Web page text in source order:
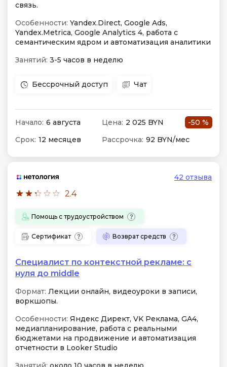
связь.
Особенности: Yandex.Direct, Google Ads,
Yandex.Metrica, Google Analytics 4, работа с
семантическим ядром и автоматизация аналитики
Занятий: 3-5 часов в неделю
Бессрочный доступ Чат
Начало: 6 августа Цена: 2 025 BYN
-50 %
Срок: 12 месяцев Рассрочка: 92 BYN/мес
2.4
42 отзыва
Помощь с трудоустройством
Сертификат Возврат средств
Специалист по контекстной рекламе: с
нуля до middle
Формат: Лекции онлайн, видеоуроки в записи,
воркшопы.
Особенности: Яндекс Директ, VK Реклама, GA4,
медиапланирование, работа с реальными
бюджетами на продвижение и автоматизация
отчетности в Looker Studio